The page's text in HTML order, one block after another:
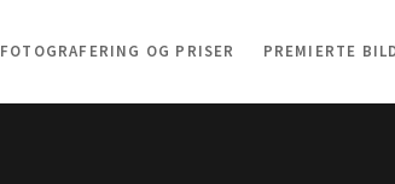
FOTOGRAFERING OG PRISER PREMIERTE